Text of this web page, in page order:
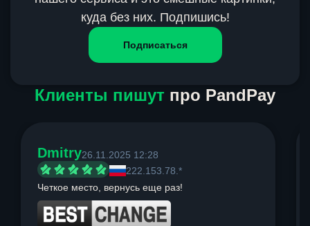
куда без них. Подпишись!
Подписаться
Клиенты пишут про PandPay
Dmitry26.11.2025 12:28
222.153.78.*
Четкое место, вернусь еще раз!